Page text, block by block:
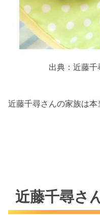
出典：近藤
近藤千尋さんの家族は
近藤千尋さ